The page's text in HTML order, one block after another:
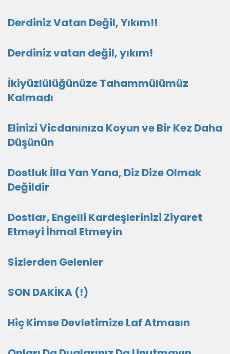
Derdiniz Vatan Değil, Yıkım!!
Derdiniz vatan değil, yıkım!
İkiyüzlülüğünüze Tahammülümüz
Kalmadı
Elinizi Vicdanınıza Koyun ve Bir Kez Daha
Düşünün
Dostluk İlla Yan Yana, Diz Dize Olmak
Değildir
Dostlar, Engelli Kardeşlerinizi Ziyaret
Etmeyi İhmal Etmeyin
Sizlerden Gelenler
SON DAKİKA (!)
Hiç Kimse Devletimize Laf Atmasın